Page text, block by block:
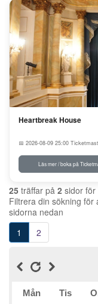
Heartbreak House
📅 2026-08-09 25:00
Läs mer / boka på
25 träffar på 2 sidor för
Filtrera din sökning för
sidorna nedan
1
2
Mån Tis